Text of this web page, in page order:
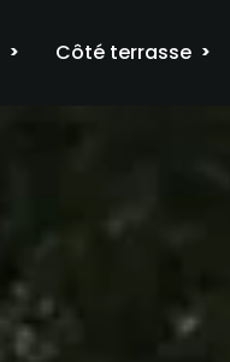
Côté terrasse